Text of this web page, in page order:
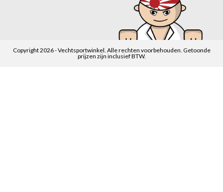
Copyright 2026 - Vechtsportwinkel. Alle rechten voorbehouden. Getoonde
prijzen zijn inclusief BTW.